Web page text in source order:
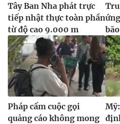
Tây Ban Nha phát trực
tiếp nhật thực toàn phần
từ độ cao 9.000 m
Pháp cấm cuộc gọi
quảng cáo không mong